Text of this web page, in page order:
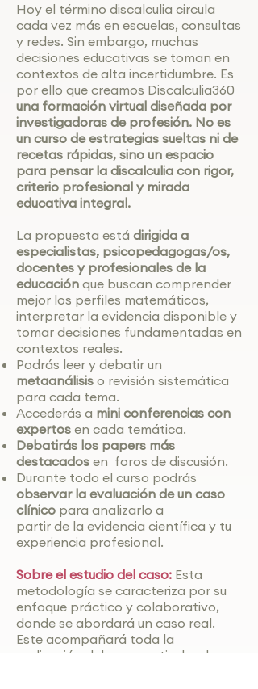
Hoy el término discalculia circula
cada vez más en escuelas, consultas
y redes. Sin embargo, muchas
decisiones educativas se toman en
contextos de alta incertidumbre. Es
por ello que creamos Discalculia360
una formación virtual diseñada por
investigadoras de profesión. No es
un curso de estrategias sueltas ni de
recetas rápidas, sino un espacio
para pensar la discalculia con rigor,
criterio profesional y mirada
educativa integral.
La propuesta está dirigida a
especialistas, psicopedagogas/os,
docentes y profesionales de la
educación que buscan comprender
mejor los perfiles matemáticos,
interpretar la evidencia disponible y
tomar decisiones fundamentadas en
contextos reales.​
Podrás leer y debatir un
metaanálisis o revisión sistemática
para cada tema.
Accederás a mini conferencias con
expertos en cada temática.
Debatirás los papers más
destacados en foros de discusión.
Durante todo el curso podrás
observar la evaluación de un caso
clínico para analizarlo a
partir de la evidencia científica y tu
experiencia profesional.
Sobre el estudio del caso: Esta
metodología se caracteriza por su
enfoque práctico y colaborativo,
donde se abordará un caso real.
Este acompañará toda la
realización del curso, articulando